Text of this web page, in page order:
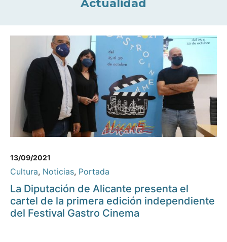
Actualidad
13/09/2021
Cultura, Noticias, Portada
La Diputación de Alicante presenta el
cartel de la primera edición independiente
del Festival Gastro Cinema